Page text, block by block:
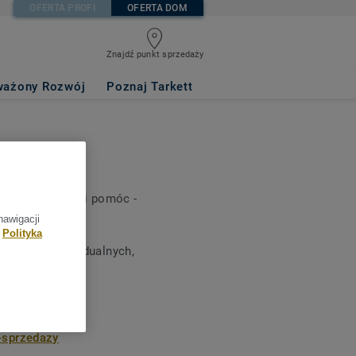
OFERTA PROFI OFERTA DOM
Znajdź punkt sprzedaży
Rozwój Poznaj Tarkett
tu, aby Ci pomóc -
informacji.
indywidualnych,
Polityka